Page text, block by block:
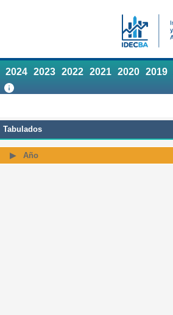
2024 2023 2022 2021 2020 2019
Tabulados
Año